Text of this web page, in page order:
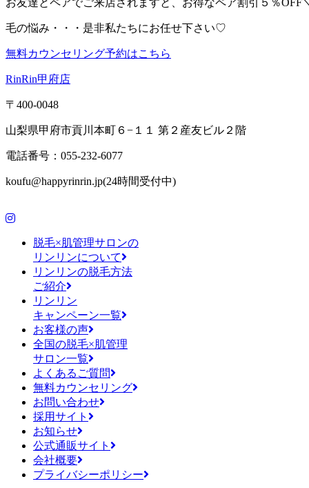
毛の悩み・・・是非私たちにお任せ下さい♡
無料カウンセリング予約はこちら
RinRin甲府店
〒400-0048
山梨県甲府市貢川本町６−１１ 第２産友ビル２階
電話番号：055-232-6077
koufu@happyrinrin.jp(24時間受付中)
脱毛×肌管理サロンの
リンリンについて
リンリンの脱毛方法
ご紹介
リンリン
キャンペーン一覧
お客様の声
全国の脱毛×肌管理
サロン一覧
よくあるご質問
無料カウンセリング
お問い合わせ
採用サイト
お知らせ
公式通販サイト
会社概要
プライバシーポリシー